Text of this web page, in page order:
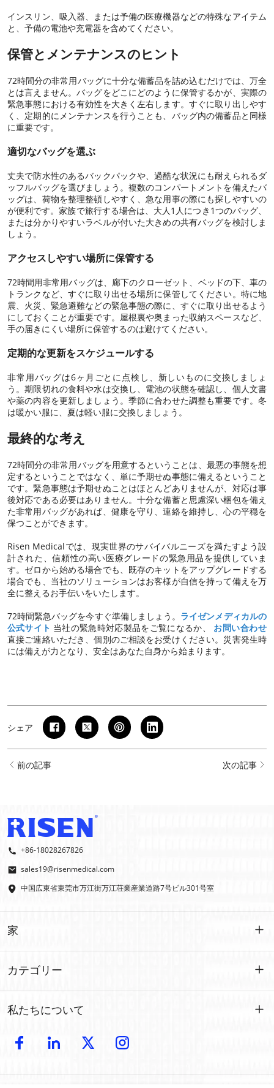
インスリン、吸入器、または予備の医療機器などの特殊なアイテム
と、予備の電池や充電器を含めてください。
保管とメンテナンスのヒント
72時間分の非常用バッグに十分な備蓄品を詰め込むだけでは、万全
とは言えません。バッグをどこにどのように保管するかが、実際の
緊急事態における有効性を大きく左右します。すぐに取り出しやす
く、定期的にメンテナンスを行うことも、バッグ内の備蓄品と同様
に重要です。
適切なバッグを選ぶ
丈夫で防水性のあるバックパックや、過酷な状況にも耐えられるダ
ッフルバッグを選びましょう。複数のコンパートメントを備えたバ
ッグは、荷物を整理整頓しやすく、急な用事の際にも探しやすいの
が便利です。家族で旅行する場合は、大人1人につき1つのバッグ、
または分かりやすいラベルが付いた大きめの共有バッグを検討しま
しょう。
アクセスしやすい場所に保管する
72時間用非常用バッグは、廊下のクローゼット、ベッドの下、車の
トランクなど、すぐに取り出せる場所に保管してください。特に地
震、火災、緊急避難などの緊急事態の際に、すぐに取り出せるよう
にしておくことが重要です。屋根裏や奥まった収納スペースなど、
手の届きにくい場所に保管するのは避けてください。
定期的な更新をスケジュールする
非常用バッグは6ヶ月ごとに点検し、新しいものに交換しましょ
う。期限切れの食料や水は交換し、電池の状態を確認し、個人文書
や薬の内容を更新しましょう。季節に合わせた調整も重要です。冬
は暖かい服に、夏は軽い服に交換しましょう。
最終的な考え
72時間分の非常用バッグを用意するということは、最悪の事態を想
定するということではなく、単に予期せぬ事態に備えるということ
です。緊急事態は予期せぬことはほとんどありませんが、対応は事
後対応である必要はありません。十分な備蓄と思慮深い梱包を備え
た非常用バッグがあれば、健康を守り、連絡を維持し、心の平穏を
保つことができます。
Risen Medicalでは、現実世界のサバイバルニーズを満たすよう設
計された、信頼性の高い医療グレードの緊急用品を提供していま
す。ゼロから始める場合でも、既存のキットをアップグレードする
場合でも、当社のソリューションはお客様が自信を持って備えを万
全に整えるお手伝いをいたします。
72時間緊急バッグを今すぐ準備しましょう。 ライゼンメディカルの
公式サイト 当社の緊急時対応製品をご覧になるか、
お問い合わせ
直接ご連絡いただき、個別のご相談をお受けください。災害発生時
には備えが力となり、安全はあなた自身から始まります。
シェア
前の記事 次の記事
+86-18028267826
sales19@risenmedical.com
中国広東省東莞市万江街万江荘業産業道路7号ビル301号室
家
製品
製造
卸売
カテゴリー
カスタマイズされた
私たちについて
導入